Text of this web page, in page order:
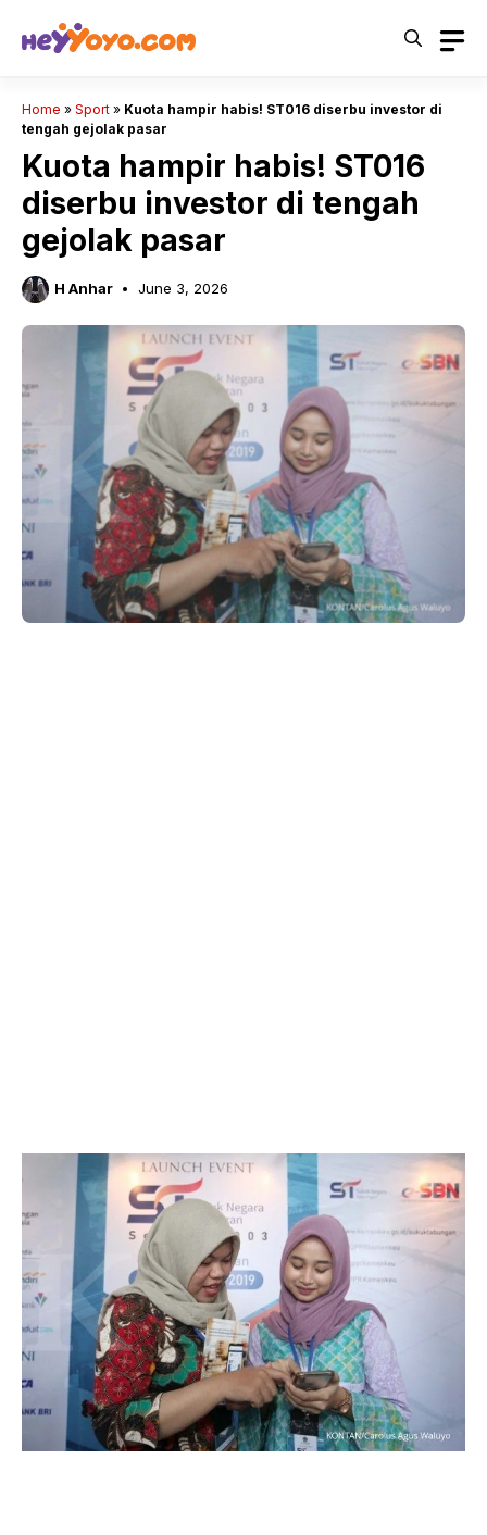
Home » Sport » Kuota hampir habis! ST016 diserbu investor di
tengah gejolak pasar
Kuota hampir habis! ST016
diserbu investor di tengah
gejolak pasar
H Anhar June 3, 2026